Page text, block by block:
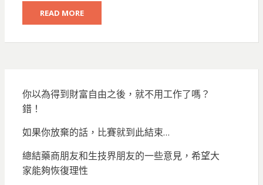
READ MORE
你以為得到財富自由之後，就不用工作了嗎？
錯！
如果你放棄的話，比賽就到此結束…
總結藥商朋友和生技界朋友的一些意見，希望大
家能夠恢復理性